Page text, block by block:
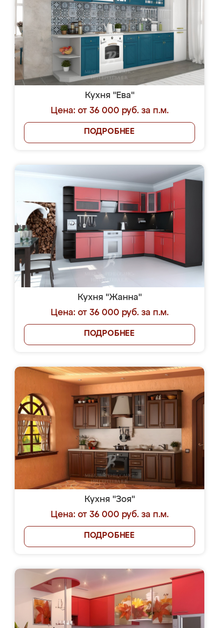
Кухня "Ева"
Цена: от 36 000 руб. за п.м.
ПОДРОБНЕЕ
Кухня "Жанна"
Цена: от 36 000 руб. за п.м.
ПОДРОБНЕЕ
Кухня "Зоя"
Цена: от 36 000 руб. за п.м.
ПОДРОБНЕЕ